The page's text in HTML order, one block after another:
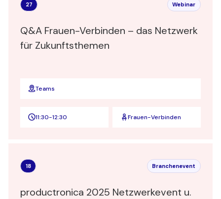
27 Webinar
Q&A Frauen-Verbinden – das Netzwerk
für Zukunftsthemen
Teams
11:30-12:30 Frauen-Verbinden
18 Branchenevent
productronica 2025 Netzwerkevent u.